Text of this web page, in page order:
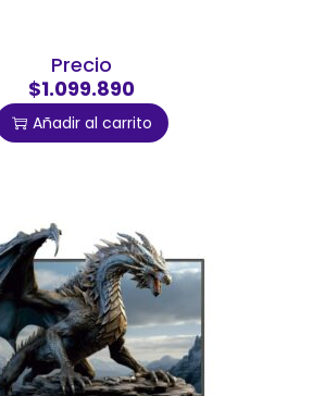
Precio
$1.099.890
Añadir al carrito